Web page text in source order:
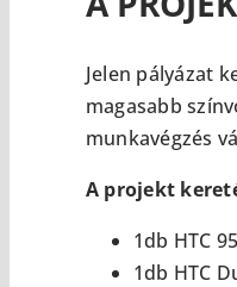
Jelen pályázat
magasabb
munkavégzés
A projekt
1db HTC
1db HTC